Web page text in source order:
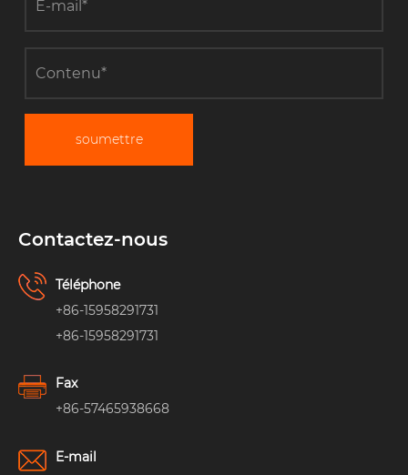
soumettre
Contactez-nous
Téléphone
+86-15958291731
+86-15958291731
Fax
+86-57465938668
E-mail